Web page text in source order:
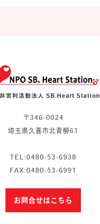
営利活動法人 SB.Heart Station
〒346-0024
埼玉県久喜市北青柳61
TEL:0480-53-6938
FAX:0480-53-6991
お問合せはこちら